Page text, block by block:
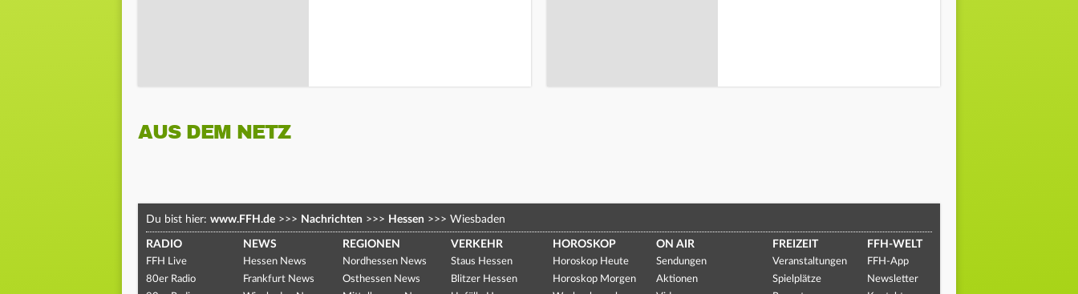
AUS DEM NETZ
Du bist hier: www.FFH.de >>> Nachrichten >>> Hessen >>> Wiesbaden
RADIO
FFH Live
80er Radio
NEWS
Hessen News
Frankfurt News
REGIONEN
Nordhessen News
Osthessen News
VERKEHR
Staus Hessen
Blitzer Hessen
HOROSKOP
Horoskop Heute
Horoskop Morgen
ON AIR
Sendungen
Aktionen
FREIZEIT
Veranstaltungen
Spielplätze
FFH-WELT
FFH-App
Newsletter